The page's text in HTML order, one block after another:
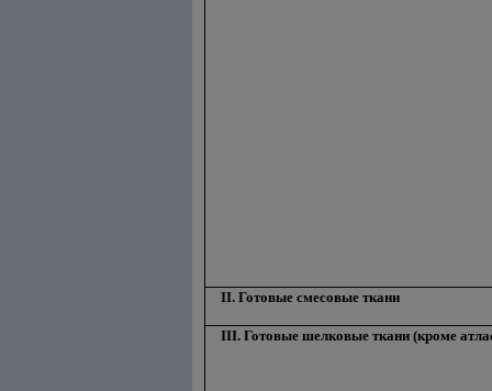
II. Готовые смесовые ткани
III. Готовые шелковые ткани (кроме